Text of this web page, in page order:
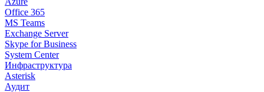
Office 365
MS Teams
Exchange Server
Skype for Business
System Center
Инфраструктура
Asterisk
Аудит